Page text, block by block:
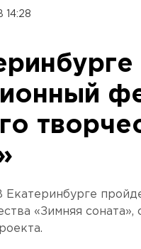
Екатеринбурге
«Зимняя